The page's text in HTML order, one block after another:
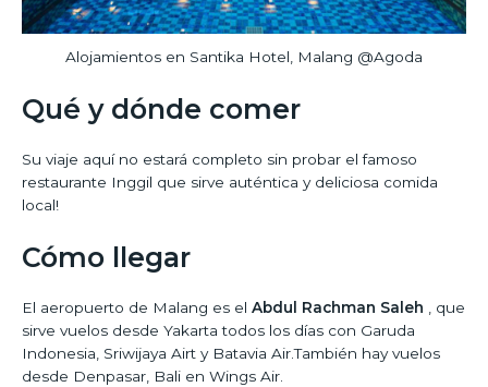
Alojamientos en Santika Hotel, Malang @Agoda
Qué y dónde comer
Su viaje aquí no estará completo sin probar el famoso
restaurante Inggil que sirve auténtica y deliciosa comida
local!
Cómo llegar
El aeropuerto de Malang es el Abdul Rachman Saleh , que
sirve vuelos desde Yakarta todos los días con Garuda
Indonesia, Sriwijaya Airt y Batavia Air.También hay vuelos
desde Denpasar, Bali en Wings Air.